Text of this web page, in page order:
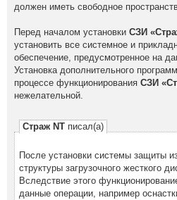
должен иметь свободное
Перед началом установки СЗИ
установить все системное и
обеспечение, предусмотренное на
Установка дополнительного
процессе функционирования СЗИ
нежелательной.
Страж NT писал(а)
После установки системы защиты
структуры загрузочного жесткого
Вследствие этого
данные операции, например